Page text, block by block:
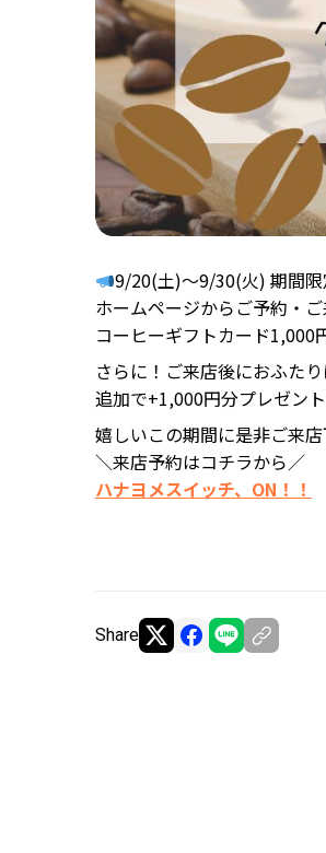
9/20(土)〜9/30(火) 期間限
ホームページからご予約・
コーヒーギフトカード1,000
さらに！ご来店後におふた
追加で+1,000円分プレゼン
嬉しいこの期間に是非ご来
＼来店予約はコチラから／
ハナヨメスイッチ、ON！！
Share